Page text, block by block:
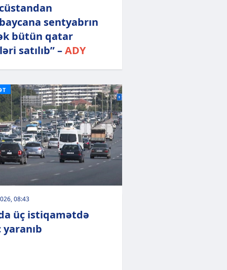
sentyabrın
bütün qatar
satılıb” –ADY
08:43
üç istiqamətdə
yaranıb